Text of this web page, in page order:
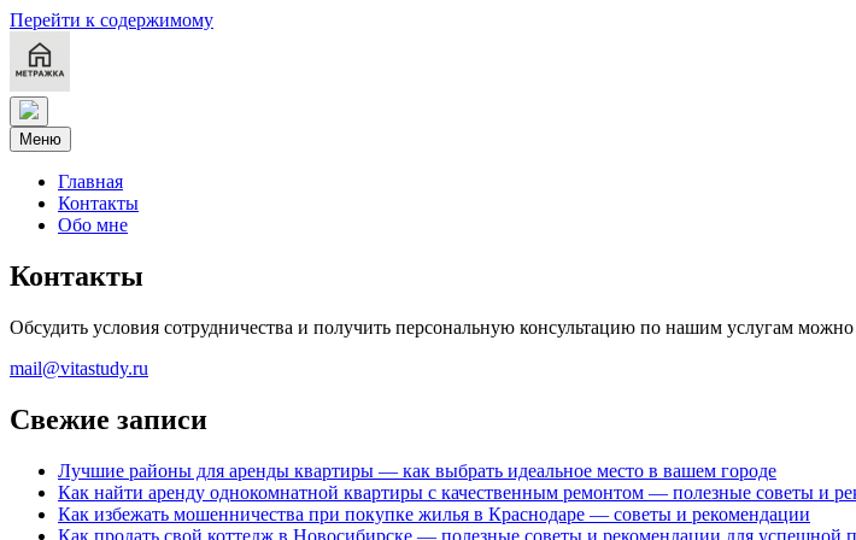
Перейти к содержимому
Меню
Главная
Контакты
Обо мне
Контакты
Обсудить условия сотрудничества и получить персональную консультацию по нашим услугам
mail@vitastudy.ru
Свежие записи
Лучшие районы для аренды квартиры — как выбрать идеальное место в вашем городе
Как найти аренду однокомнатной квартиры с качественным ремонтом — полезные советы и
Как избежать мошенничества при покупке жилья в Краснодаре — советы и рекомендации
Как продать свой коттедж в Новосибирске — полезные советы и рекомендации для успешной